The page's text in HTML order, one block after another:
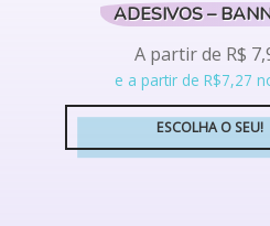
ADESIVOS –
A partir de R$
e a partir de R$7,27
ESCOLHA O SEU!
Este